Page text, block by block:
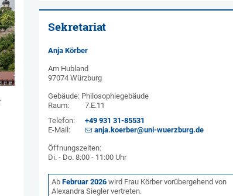
Sekretariat
Anja Körber
Am Hubland
97074 Würzburg
Gebäude: Philosophiegebäude
Raum:
7.E.11
Telefon:
+49 931 31-85531
E-Mail:
anja.koerber@uni-wuerzburg.de
Öffnungszeiten:
Di. - Do. 8:00 - 11:00 Uhr
AbFebruar 2026 wird Frau Körber vorübergehend von
Alexandra Siegler vertreten.